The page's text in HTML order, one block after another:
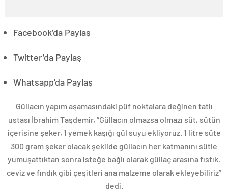
Facebook’da Paylaş
Twitter’da Paylaş
Whatsapp’da Paylaş
Güllacın yapım aşamasındaki püf noktalara değinen tatlı
ustası İbrahim Taşdemir, “Güllacın olmazsa olmazı süt, sütün
içerisine şeker, 1 yemek kaşığı gül suyu ekliyoruz. 1 litre süte
300 gram şeker olacak şekilde güllacın her katmanını sütle
yumuşattıktan sonra isteğe bağlı olarak güllaç arasına fıstık,
ceviz ve fındık gibi çeşitleri ana malzeme olarak ekleyebiliriz”
dedi.